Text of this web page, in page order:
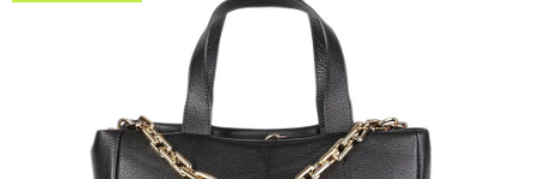
hvězdiček.